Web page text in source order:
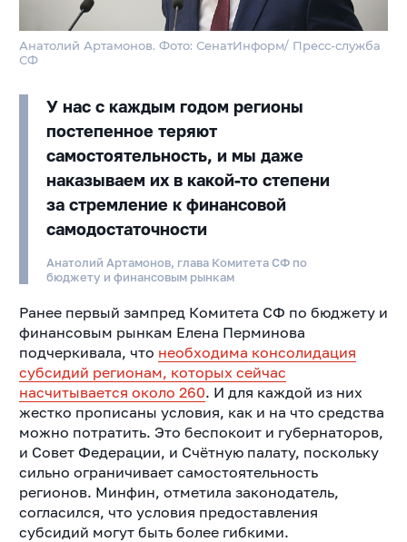
Анатолий Артамонов. Фото: СенатИнформ/ Пресс-служба
СФ
У нас с каждым годом регионы
постепенное теряют
самостоятельность, и мы даже
наказываем их в какой-то степени
за стремление к финансовой
самодостаточности
Анатолий Артамонов, глава Комитета СФ по
бюджету и финансовым рынкам
Ранее первый зампред Комитета СФ по бюджету и
финансовым рынкам Елена Перминова
подчеркивала, что необходима консолидация
субсидий регионам, которых сейчас
насчитывается около 260. И для каждой из них
жестко прописаны условия, как и на что средства
можно потратить. Это беспокоит и губернаторов,
и Совет Федерации, и Счётную палату, поскольку
сильно ограничивает самостоятельность
регионов. Минфин, отметила законодатель,
согласился, что условия предоставления
субсидий могут быть более гибкими.